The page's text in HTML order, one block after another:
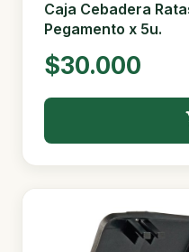
Caja Cebadera
Pegamento x 5u.
$30.000